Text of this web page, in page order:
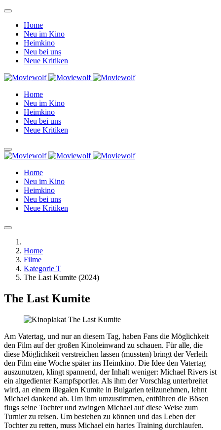
Home
Neu im Kino
Heimkino
Neu bei uns
Neue Kritiken
Home
Neu im Kino
Heimkino
Neu bei uns
Neue Kritiken
Home
Neu im Kino
Heimkino
Neu bei uns
Neue Kritiken
Home
Filme
Kategorie T
The Last Kumite (2024)
The Last Kumite
Am Vatertag, und nur an diesem Tag, haben Fans die Möglichkeit
den Film auf der großen Kinoleinwand zu schauen. Für alle, die
diese Möglichkeit verstreichen lassen (mussten) bringt der Verleih
den Film eine Woche später ins Heimkino. Die Idee den Vatertag
auszunutzen, klingt spannend, der Inhalt weniger: Michael Rivers ist
ein altgedienter Kampfsportler. Als ihm der Vorschlag unterbreitet
wird, an einem illegalen Kumite in Bulgarien teilzunehmen, lehnt
Michael dankend ab. Um ihm umzustimmen, entführen die Bösen
flugs seine Tochter und zwingen Michael auf diese Weise zum
Turnier zu reisen. Um bestehen zu können und das Leben der
Tochter zu retten, muss Michael ein hartes Training durchlaufen.